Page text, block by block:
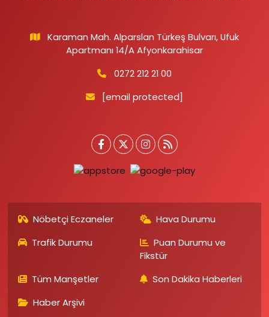
Karaman Mah. Alparslan Türkeş Bulvarı, Ufuk
Apartmanı 14/A Afyonkarahisar
0272 212 21 00
[email protected]
Nöbetçi Eczaneler
Hava Durumu
Trafik Durumu
Puan Durumu ve
Fikstür
Tüm Manşetler
Son Dakika Haberleri
Haber Arşivi